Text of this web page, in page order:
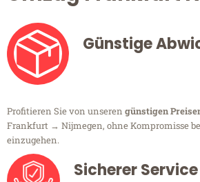
Günstige
Profitieren Sie von unseren günstigen
Frankfurt → Nijmegen, ohne Kompromisse
einzugehen.
Sicherer Service